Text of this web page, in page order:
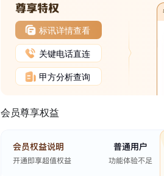
标讯详情查看
关键电话直连
甲方分析查询
会员尊享权益